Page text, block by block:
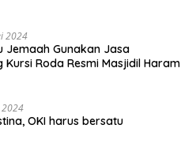
2024
Jemaah Gunakan Jasa
Kursi Roda Resmi Masjidil Haram
2024
OKI harus bersatu